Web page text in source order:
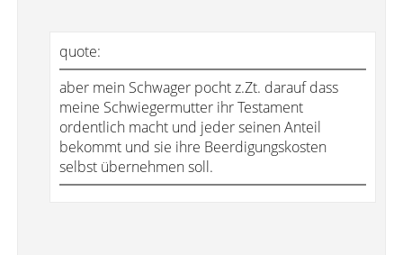
quote:
aber mein Schwager pocht z.Zt. darauf dass
meine Schwiegermutter ihr Testament
ordentlich macht und jeder seinen Anteil
bekommt und sie ihre Beerdigungskosten
selbst übernehmen soll.